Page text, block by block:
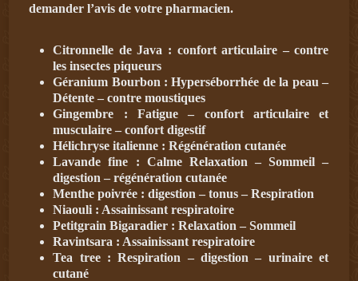
demander l’avis de votre pharmacien.
Citronnelle de Java : confort articulaire – contre
les insectes piqueurs
Géranium Bourbon : Hyperséborrhée de la peau –
Détente – contre moustiques
Gingembre : Fatigue – confort articulaire et
musculaire – confort digestif
Hélichryse italienne : Régénération cutanée
Lavande fine : Calme Relaxation – Sommeil –
digestion – régénération cutanée
Menthe poivrée : digestion – tonus – Respiration
Niaouli : Assainissant respiratoire
Petitgrain Bigaradier : Relaxation – Sommeil
Ravintsara : Assainissant respiratoire
Tea tree: Respiration – digestion – urinaire et
cutané